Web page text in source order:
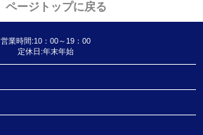
ページトップに戻る
営業時間:10：00～19：00
定休日:年末年始